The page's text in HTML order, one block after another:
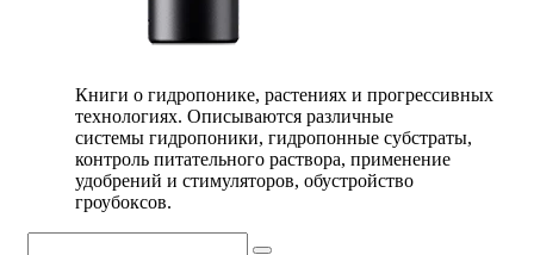
Книги о гидропонике, растениях и прогрессивных
технологиях. Описываются различные
системы гидропоники, гидропонные субстраты,
контроль питательного раствора, применение
удобрений и стимуляторов, обустройство
гроубоксов.